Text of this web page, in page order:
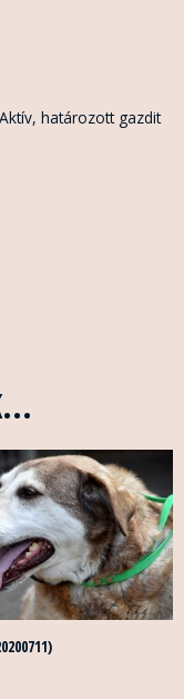
határozott gazdit